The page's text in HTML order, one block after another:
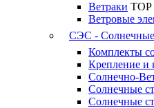
Ветраки TOP
Ветровые
СЭС - Солнечные
Комплекты
Крепление и
Солнечно-
Солнечные
Солнечные